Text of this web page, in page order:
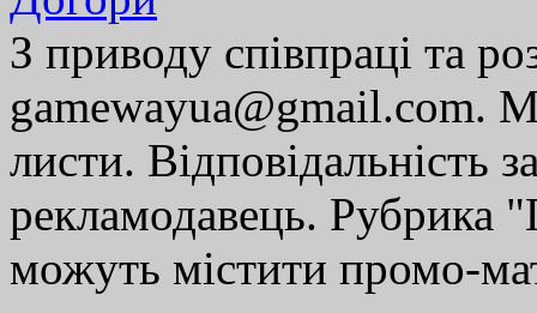
З приводу співпраці та
gamewayua@gmail.com.
листи. Відповідальність
рекламодавець. Рубрика
можуть містити промо-